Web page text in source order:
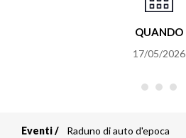
QUANDO
17/05/2026
Eventi Raduno di auto d'epoca